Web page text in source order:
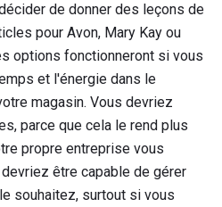
de donner des leçons de
pour Avon, Mary Kay ou
options fonctionneront si vous
et l'énergie dans le
magasin. Vous devriez
parce que cela le rend plus
propre entreprise vous
être capable de gérer
souhaitez, surtout si vous